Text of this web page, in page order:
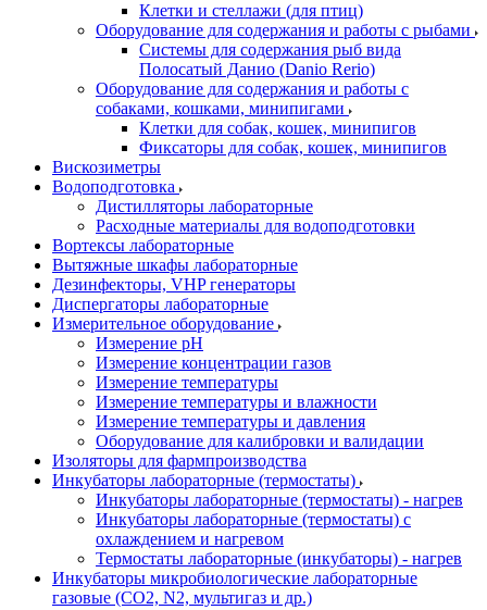
Клетки и стеллажи (для птиц)
Оборудование для содержания и работы с рыбами
Системы для содержания рыб вида
Полосатый Данио (Danio Rerio)
Оборудование для содержания и работы с
собаками, кошками, минипигами
Клетки для собак, кошек, минипигов
Фиксаторы для собак, кошек, минипигов
Вискозиметры
Водоподготовка
Дистилляторы лабораторные
Расходные материалы для водоподготовки
Вортексы лабораторные
Вытяжные шкафы лабораторные
Дезинфекторы, VHP генераторы
Диспергаторы лабораторные
Измерительное оборудование
Измерение pH
Измерение концентрации газов
Измерение температуры
Измерение температуры и влажности
Измерение температуры и давления
Оборудование для калибровки и валидации
Изоляторы для фармпроизводства
Инкубаторы лабораторные (термостаты)
Инкубаторы лабораторные (термостаты) - нагрев
Инкубаторы лабораторные (термостаты) с
охлаждением и нагревом
Термостаты лабораторные (инкубаторы) - нагрев
Инкубаторы микробиологические лабораторные
газовые (CO2, N2, мультигаз и др.)